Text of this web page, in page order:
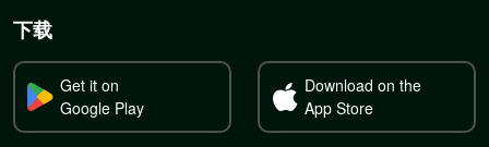
下载
Get it on
Google Play
Download on the
App Store